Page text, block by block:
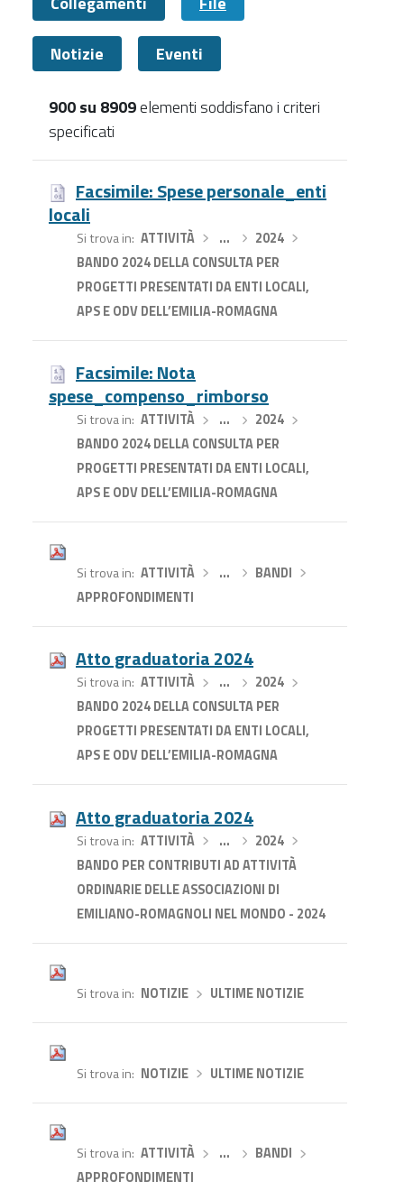
Notizie Eventi
900 su 8909elementi soddisfano i criteri
specificati
Facsimile: Spese personale_enti
locali
Si trova in ATTIVITÀ› … 2024›
BANDO 2024 DELLA CONSULTA PER
PROGETTI PRESENTATI DA ENTI LOCALI,
APS E ODV DELL’EMILIA-ROMAGNA
Facsimile: Nota
spese_compenso_rimborso
Si trova in ATTIVITÀ› … 2024›
BANDO 2024 DELLA CONSULTA PER
PROGETTI PRESENTATI DA ENTI LOCALI,
APS E ODV DELL’EMILIA-ROMAGNA
Si trova in ATTIVITÀ› … BANDI
APPROFONDIMENTI
Atto graduatoria 2024
Si trova in ATTIVITÀ› … 2024›
BANDO 2024 DELLA CONSULTA PER
PROGETTI PRESENTATI DA ENTI LOCALI,
APS E ODV DELL’EMILIA-ROMAGNA
Atto graduatoria 2024
Si trova in ATTIVITÀ› … 2024›
BANDO PER CONTRIBUTI AD ATTIVITÀ
ORDINARIE DELLE ASSOCIAZIONI DI
EMILIANO-ROMAGNOLI NEL MONDO - 2024
Si trova in NOTIZIE› ULTIME NOTIZIE
Si trova in NOTIZIE› ULTIME NOTIZIE
Si trova in ATTIVITÀ› … BANDI
APPROFONDIMENTI